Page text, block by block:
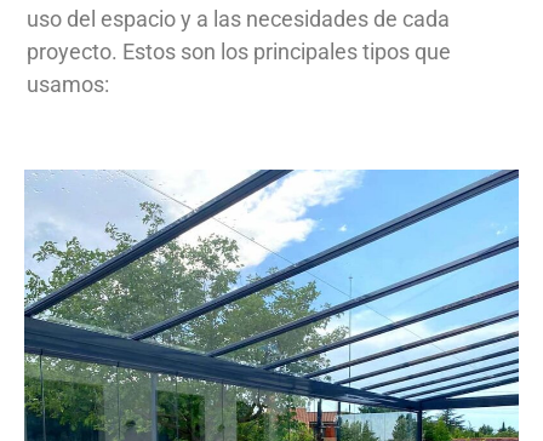
uso del espacio y a las necesidades de cada
proyecto. Estos son los principales tipos que
usamos: